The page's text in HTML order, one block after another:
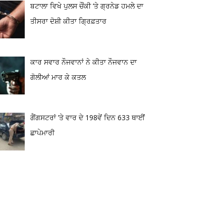
ਬਟਾਲਾ ਵਿਖੇ ਪੁਲਸ ਚੌਂਕੀ ‘ਤੇ ਗ੍ਰਨੇਡ ਹਮਲੇ ਦਾ
ਤੀਸਰਾ ਦੋਸ਼ੀ ਕੀਤਾ ਗ੍ਰਿਫ਼ਤਾਰ
ਕਾਰ ਸਵਾਰ ਨੌਜਵਾਨਾਂ ਨੇ ਕੀਤਾ ਨੌਜਵਾਨ ਦਾ
ਗੋਲੀਆਂ ਮਾਰ ਕੇ ਕਤਲ
ਗੈਂਗਸਟਰਾਂ ’ਤੇ ਵਾਰ ਦੇ 198ਵੇਂ ਦਿਨ 633 ਥਾਈਂ
ਛਾਪੇਮਾਰੀ